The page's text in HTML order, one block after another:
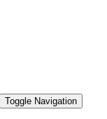
Toggle Navigation